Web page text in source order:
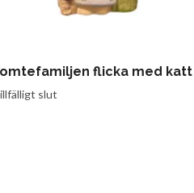
flicka med katt
slut